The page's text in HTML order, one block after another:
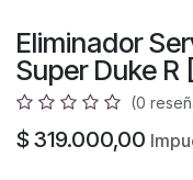
Eliminador
Super Duke R
(0
$ 319.000,00